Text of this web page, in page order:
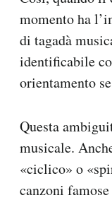
momento ha
di tagadà
identificabile
orientamento
Questa
musicale.
«ciclico» o
canzoni